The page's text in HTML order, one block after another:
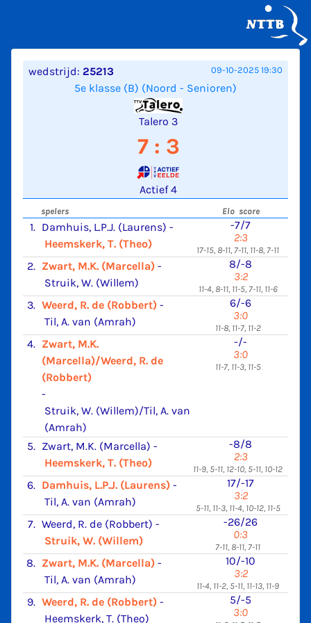
wedstrijd: 25213 09-10-2025 19:30
5e klasse (B) (Noord - Senioren)
Talero 3
7 : 3
Actief 4
spelers Elo score
1. Damhuis, L.P.J. (Laurens) -
Heemskerk, T. (Theo)
-7/7
2:3
17-15, 8-11, 7-11, 11-8, 7-11
2. Zwart, M.K. (Marcella) -
Struik, W. (Willem)
8/-8
3:2
11-4, 8-11, 11-5, 7-11, 11-6
3. Weerd, R. de (Robbert) -
Til, A. van (Amrah)
6/-6
3:0
11-8, 11-7, 11-2
4. Zwart, M.K.
(Marcella)/Weerd, R. de
(Robbert)
-
Struik, W. (Willem)/Til, A. van
(Amrah)
-/-
3:0
11-7, 11-3, 11-5
5. Zwart, M.K. (Marcella) -
Heemskerk, T. (Theo)
-8/8
2:3
11-9, 5-11, 12-10, 5-11, 10-12
6. Damhuis, L.P.J. (Laurens) -
Til, A. van (Amrah)
17/-17
3:2
5-11, 11-3, 11-4, 10-12, 11-5
7. Weerd, R. de (Robbert) -
Struik, W. (Willem)
-26/26
0:3
7-11, 8-11, 7-11
8. Zwart, M.K. (Marcella) -
Til, A. van (Amrah)
10/-10
3:2
11-4, 11-2, 5-11, 11-13, 11-9
9. Weerd, R. de (Robbert) -
Heemskerk, T. (Theo)
5/-5
3:0